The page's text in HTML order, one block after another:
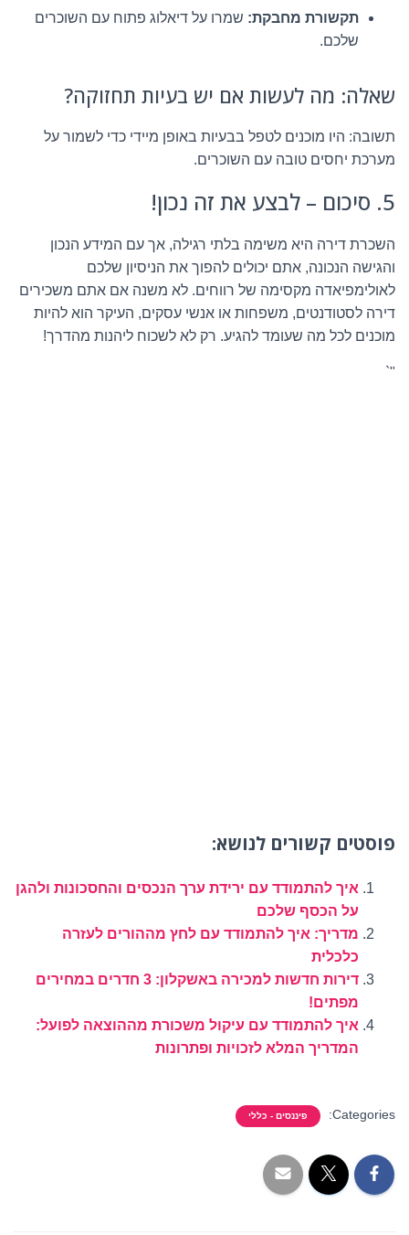
תקשורת מחבקת: שמרו על דיאלוג פתוח עם השוכרים
שלכם.
שאלה: מה לעשות אם יש בעיות תחזוקה?
תשובה: היו מוכנים לטפל בבעיות באופן מיידי כדי לשמור על
מערכת יחסים טובה עם השוכרים.
5. סיכום – לבצע את זה נכון!
השכרת דירה היא משימה בלתי רגילה, אך עם המידע הנכון
והגישה הנכונה, אתם יכולים להפוך את הניסיון שלכם
לאולימפיאדה מקסימה של רווחים. לא משנה אם אתם משכירים
דירה לסטודנטים, משפחות או אנשי עסקים, העיקר הוא להיות
מוכנים לכל מה שעומד להגיע. רק לא לשכוח ליהנות מהדרך!
"`
פוסטים קשורים לנושא:
איך להתמודד עם ירידת ערך הנכסים והחסכונות ולהגן
על הכסף שלכם
מדריך: איך להתמודד עם לחץ מההורים לעזרה
כלכלית
דירות חדשות למכירה באשקלון: 3 חדרים במחירים
מפתים!
איך להתמודד עם עיקול משכורת מההוצאה לפועל:
המדריך המלא לזכויות ופתרונות
Categories: פיננסים - כללי